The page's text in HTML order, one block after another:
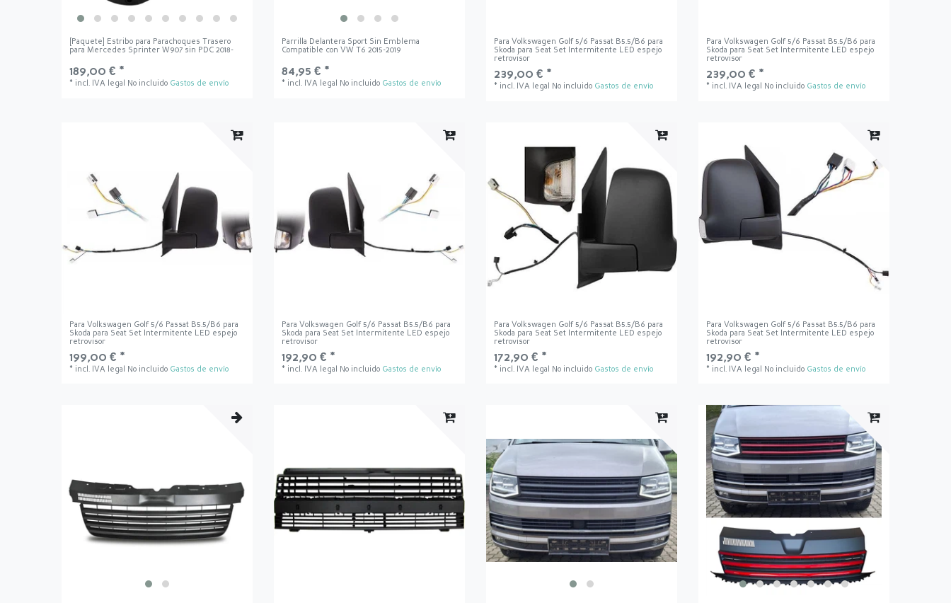
[Paquete] Estribo para Parachoques Trasero
para Mercedes Sprinter W907 sin PDC 2018-
189,00 € *
* incl. IVA legal No incluido Gastos de envío
Parrilla Delantera Sport Sin Emblema
Compatible con VW T6 2015-2019
84,95 € *
* incl. IVA legal No incluido Gastos de envío
Para Volkswagen Golf 5/6 Passat B5.5/B6 para
Skoda para Seat Set Intermitente LED espejo
retrovisor
239,00 € *
* incl. IVA legal No incluido Gastos de envío
Para Volkswagen Golf 5/6 Passat B5.5/B6 para
Skoda para Seat Set Intermitente LED espejo
retrovisor
239,00 € *
* incl. IVA legal No incluido Gastos de envío
Para Volkswagen Golf 5/6 Passat B5.5/B6 para
Skoda para Seat Set Intermitente LED espejo
retrovisor
199,00 € *
* incl. IVA legal No incluido Gastos de envío
Para Volkswagen Golf 5/6 Passat B5.5/B6 para
Skoda para Seat Set Intermitente LED espejo
retrovisor
192,90 € *
* incl. IVA legal No incluido Gastos de envío
Para Volkswagen Golf 5/6 Passat B5.5/B6 para
Skoda para Seat Set Intermitente LED espejo
retrovisor
172,90 € *
* incl. IVA legal No incluido Gastos de envío
Para Volkswagen Golf 5/6 Passat B5.5/B6 para
Skoda para Seat Set Intermitente LED espejo
retrovisor
192,90 € *
* incl. IVA legal No incluido Gastos de envío